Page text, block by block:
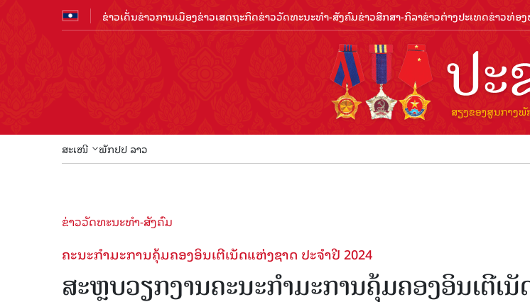
ຂ່າວເດັ່ນຂ່າວການເມືອງຂ່າວເສດຖະກິດຂ່າວວັດທະນະທຳ-ສັງຄົມຂ່າວສືກສາ-ກິລາຂ່າວຕ່າງປະເທດຂ່າວທ່ອ
ສະເໜີ ພັກປປ ລາວ
ຂ່າວວັດທະນະທຳ-ສັງຄົມ
ຄະນະກຳມະການຄຸ້ມຄອງອິນເຕີເນັດແຫ່ງຊາດ ປະຈຳປີ 2024
ສະຫຼຸບວຽກງານຄະນະກຳມະການຄຸ້ມຄອງອິນເຕີເ